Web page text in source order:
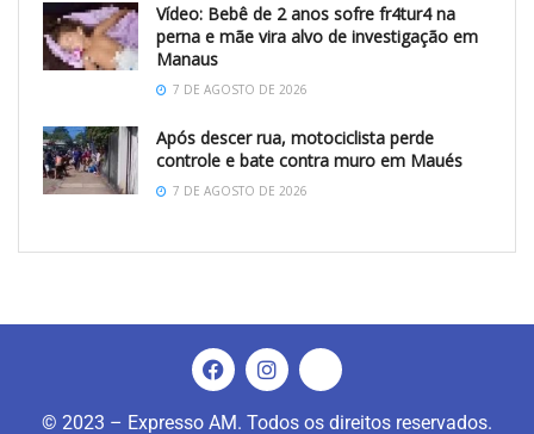
Vídeo: Bebê de 2 anos sofre fr4tur4 na
perna e mãe vira alvo de investigação em
Manaus
7 DE AGOSTO DE 2026
Após descer rua, motociclista perde
controle e bate contra muro em Maués
7 DE AGOSTO DE 2026
© 2023 – Expresso AM. Todos os direitos reservados.